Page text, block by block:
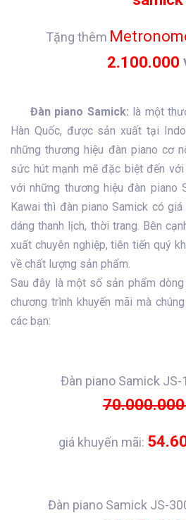
Tặng thêm
2.100.000
Đàn piano Samick: là một
Hàn Quốc, được sản xuất tại
những thương hiệu đàn piano cơ
sức hút mạnh mẽ đặc biệt đến với
với những thương hiệu đàn piano
Kawai thì đàn piano Samick có
dáng thanh lịch, thời trang. Bên
xuất chuyên nghiệp, tiên tiến quý
về chất lượng sản phẩm.
Sau đây là một số sản phẩm
chương trình khuyến mãi mà
các bạn:
Đàn piano Samick JS-
giá khuyến mãi:
Đàn piano Samick JS-